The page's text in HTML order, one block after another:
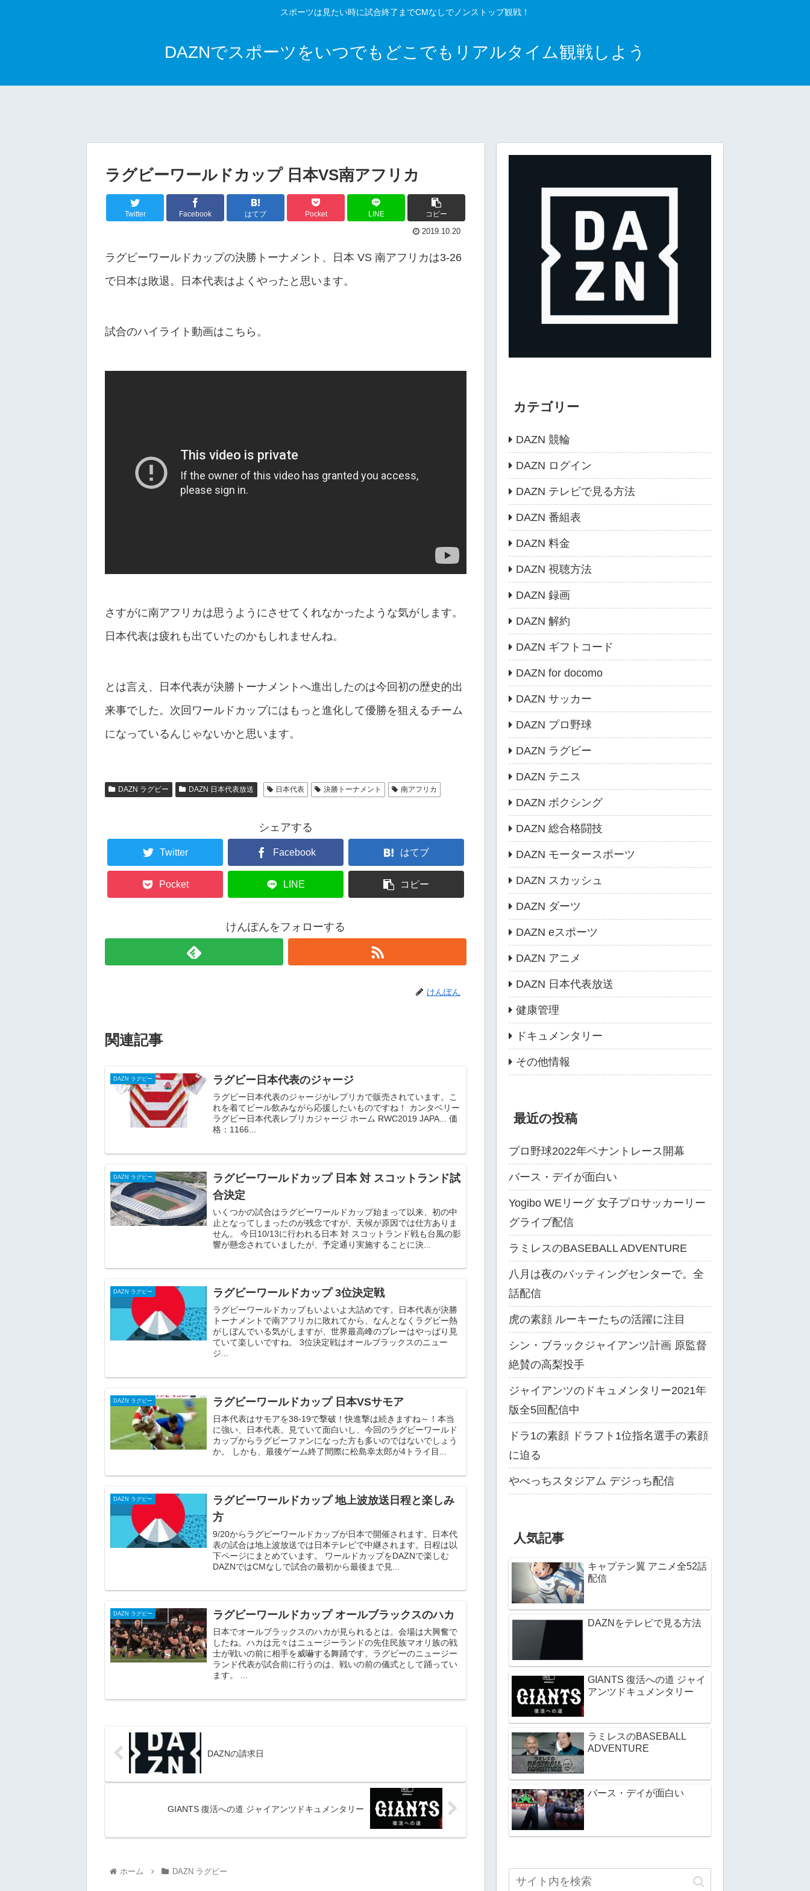
スポーツは見たい時に試合終了までCMなしでノンストップ観戦！
DAZNでスポーツをいつでもどこでもリアルタイム観戦しよう
ラグビーワールドカップ 日本VS南アフリカ
Twitter Facebook はてブ Pocket LINE コピー
2019.10.20
ラグビーワールドカップの決勝トーナメント、日本 VS 南アフリカは3-26
で日本は敗退。日本代表はよくやったと思います。
試合のハイライト動画はこちら。
さすがに南アフリカは思うようにさせてくれなかったような気がします。
日本代表は疲れも出ていたのかもしれませんね。
とは言え、日本代表が決勝トーナメントへ進出したのは今回初の歴史的出
来事でした。次回ワールドカップにはもっと進化して優勝を狙えるチーム
になっているんじゃないかと思います。
DAZN ラグビー DAZN 日本代表放送 日本代表 決勝トーナメント 南アフリカ
シェアする
Twitter Facebook はてブ
Pocket LINE コピー
けんぽんをフォローする
けんぽん
関連記事
DAZN ラグビー ラグビー日本代表のジャージ
ラグビー日本代表のジャージがレプリカで販売されています。こ
れを着てビール飲みながら応援したいものですね！ カンタベリー
ラグビー日本代表レプリカジャージ ホーム RWC2019 JAPA... 価
格：1166...
DAZN ラグビー
ラグビーワールドカップ 日本 対 スコットランド試
合決定
いくつかの試合はラグビーワールドカップ始まって以来、初の中
止となってしまったのが残念ですが、天候が原因では仕方ありま
せん。 今日10/13に行われる日本 対 スコットランド戦も台風の影
響が懸念されていましたが、予定通り実施することに決...
DAZN ラグビー ラグビーワールドカップ 3位決定戦
ラグビーワールドカップもいよいよ大詰めです。日本代表が決勝
トーナメントで南アフリカに敗れてから、なんとなくラグビー熱
がしぼんでいる気がしますが、世界最高峰のプレーはやっぱり見
ていて楽しいですね。 3位決定戦はオールブラックスのニュー
ジ...
DAZN ラグビー ラグビーワールドカップ 日本VSサモア
日本代表はサモアを38-19で撃破！快進撃は続きますね～！本当
に強い、日本代表。見ていて面白いし、今回のラグビーワールド
カップからラグビーファンになった方も多いのではないでしょう
か。 しかも、最後ゲーム終了間際に松島幸太郎が4トライ目...
DAZN ラグビー
ラグビーワールドカップ 地上波放送日程と楽しみ
方
9/20からラグビーワールドカップが日本で開催されます。日本代
表の試合は地上波放送では日本テレビで中継されます。日程は以
下ページにまとめています。 ワールドカップをDAZNで楽しむ
DAZNではCMなしで試合の最初から最後まで見...
DAZN ラグビー ラグビーワールドカップ オールブラックスのハカ
日本でオールブラックスのハカが見られるとは。会場は大興奮で
したね。ハカは元々はニュージーランドの先住民族マオリ族の戦
士が戦いの前に相手を威嚇する舞踊です。ラグビーのニュージー
ランド代表が試合前に行うのは、戦いの前の儀式として踊ってい
ます。 ...
DAZNの請求日
GIANTS 復活への道 ジャイアンツドキュメンタリー
ホーム DAZN ラグビー
カテゴリー
DAZN 競輪
DAZN ログイン
DAZN テレビで見る方法
DAZN 番組表
DAZN 料金
DAZN 視聴方法
DAZN 録画
DAZN 解約
DAZN ギフトコード
DAZN for docomo
DAZN サッカー
DAZN プロ野球
DAZN ラグビー
DAZN テニス
DAZN ボクシング
DAZN 総合格闘技
DAZN モータースポーツ
DAZN スカッシュ
DAZN ダーツ
DAZN eスポーツ
DAZN アニメ
DAZN 日本代表放送
健康管理
ドキュメンタリー
その他情報
最近の投稿
プロ野球2022年ペナントレース開幕
バース・デイが面白い
Yogibo WEリーグ 女子プロサッカーリー
グライブ配信
ラミレスのBASEBALL ADVENTURE
八月は夜のバッティングセンターで。全
話配信
虎の素顔 ルーキーたちの活躍に注目
シン・ブラックジャイアンツ計画 原監督
絶賛の高梨投手
ジャイアンツのドキュメンタリー2021年
版全5回配信中
ドラ1の素顔 ドラフト1位指名選手の素顔
に迫る
やべっちスタジアム デジっち配信
人気記事
キャプテン翼 アニメ全52話
配信
DAZNをテレビで見る方法
GIANTS 復活への道 ジャイ
アンツドキュメンタリー
ラミレスのBASEBALL
ADVENTURE
バース・デイが面白い